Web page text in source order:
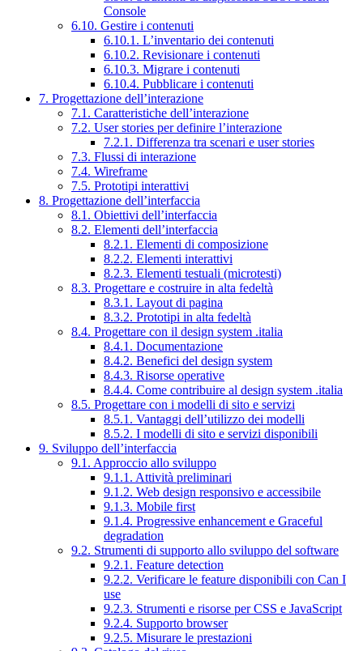
Console
6.10. Gestire i contenuti
6.10.1. L’inventario dei contenuti
6.10.2. Revisionare i contenuti
6.10.3. Migrare i contenuti
6.10.4. Pubblicare i contenuti
7. Progettazione dell’interazione
7.1. Caratteristiche dell’interazione
7.2. User stories per definire l’interazione
7.2.1. Differenza tra scenari e user stories
7.3. Flussi di interazione
7.4. Wireframe
7.5. Prototipi interattivi
8. Progettazione dell’interfaccia
8.1. Obiettivi dell’interfaccia
8.2. Elementi dell’interfaccia
8.2.1. Elementi di composizione
8.2.2. Elementi interattivi
8.2.3. Elementi testuali (microtesti)
8.3. Progettare e costruire in alta fedeltà
8.3.1. Layout di pagina
8.3.2. Prototipi in alta fedeltà
8.4. Progettare con il design system .italia
8.4.1. Documentazione
8.4.2. Benefici del design system
8.4.3. Risorse operative
8.4.4. Come contribuire al design system .italia
8.5. Progettare con i modelli di sito e servizi
8.5.1. Vantaggi dell’utilizzo dei modelli
8.5.2. I modelli di sito e servizi disponibili
9. Sviluppo dell’interfaccia
9.1. Approccio allo sviluppo
9.1.1. Attività preliminari
9.1.2. Web design responsivo e accessibile
9.1.3. Mobile first
9.1.4. Progressive enhancement e Graceful
degradation
9.2. Strumenti di supporto allo sviluppo del software
9.2.1. Feature detection
9.2.2. Verificare le feature disponibili con Can I
use
9.2.3. Strumenti e risorse per CSS e JavaScript
9.2.4. Supporto browser
9.2.5. Misurare le prestazioni